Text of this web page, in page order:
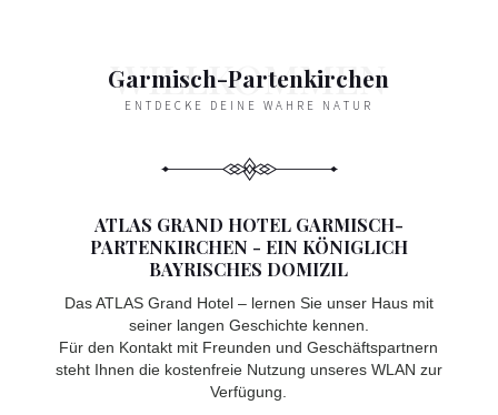
Garmisch-Partenkirchen
ENTDECKE DEINE WAHRE NATUR
ATLAS GRAND HOTEL GARMISCH-
PARTENKIRCHEN - EIN KÖNIGLICH
BAYRISCHES DOMIZIL
Das ATLAS Grand Hotel – lernen Sie unser Haus mit
seiner langen Geschichte kennen.
Für den Kontakt mit Freunden und Geschäftspartnern
steht Ihnen die kostenfreie Nutzung unseres WLAN zur
Verfügung.